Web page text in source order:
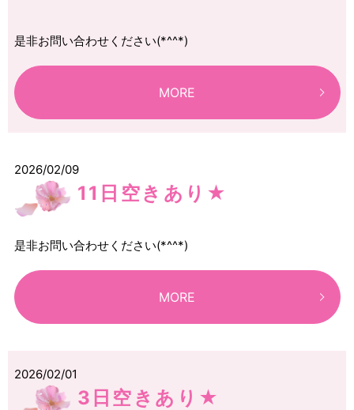
是非お問い合わせください(*^^*)
MORE
2026/02/09
11日空きあり★
是非お問い合わせください(*^^*)
MORE
2026/02/01
3日空きあり★